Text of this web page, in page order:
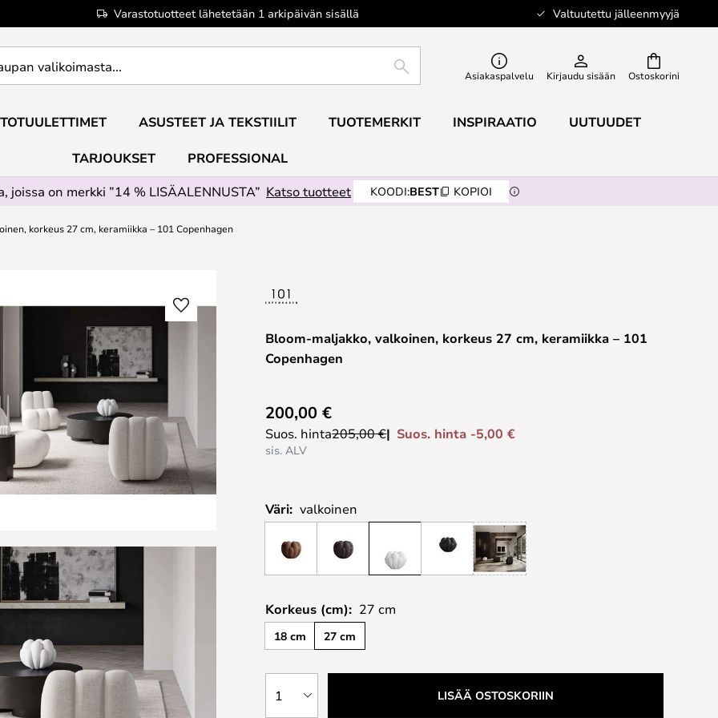
Varastotuotteet lähetetään 1 arkipäivän sisällä Valtuutettu jälleenmyyjä
Ostoskorini
ETSI Asiakaspalvelu Kirjaudu sisään
ASUSTEET JA TEKSTIILIT TUOTEMERKIT INSPIRAATIO UUTUUDET
TARJOUKSET
PROFESSIONAL
joissa on merkki ”14 % LISÄALENNUSTA” Katso tuotteet KOODI:BEST KOPIOI
korkeus 27 cm, keramiikka – 101 Copenhagen
Bloom-maljakko, valkoinen, korkeus 27 cm, keramiikka – 101
Copenhagen
200,00 €
Suos. hinta205,00 € Suos. hinta -5,00 €
sis. ALV
Väri: valkoinen
Korkeus (cm): 27 cm
18 cm 27 cm
1 LISÄÄ OSTOSKORIIN